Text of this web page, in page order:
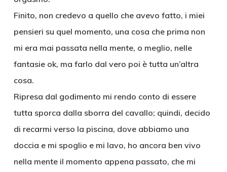
Finito, non credevo a quello che avevo fatto, i miei
pensieri su quel momento, una cosa che prima non
mi era mai passata nella mente, o meglio, nelle
fantasie ok, ma farlo dal vero poi è tutta un’altra
cosa.
Ripresa dal godimento mi rendo conto di essere
tutta sporca dalla sborra del cavallo; quindi, decido
di recarmi verso la piscina, dove abbiamo una
doccia e mi spoglio e mi lavo, ho ancora ben vivo
nella mente il momento appena passato, che mi